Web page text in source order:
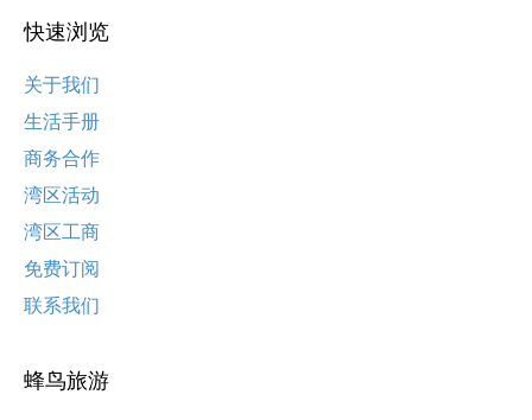
快速浏览
关于我们
生活手册
商务合作
湾区活动
湾区工商
免费订阅
联系我们
蜂鸟旅游